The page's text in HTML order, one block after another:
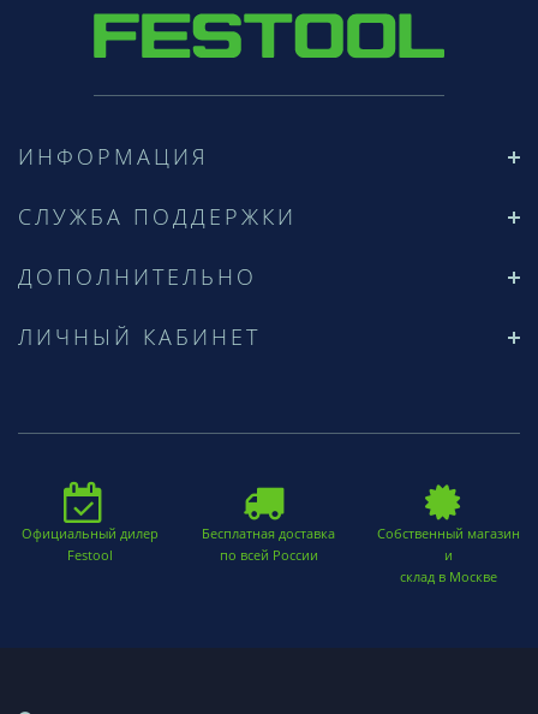
ИНФОРМАЦИЯ
СЛУЖБА ПОДДЕРЖКИ
ДОПОЛНИТЕЛЬНО
ЛИЧНЫЙ КАБИНЕТ
Официальный дилер
Festool
Бесплатная доставка
по всей России
Собственный магазин
и
склад в Москве